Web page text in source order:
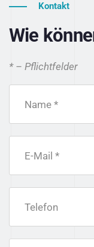
Kontakt
Wie
* – Pflichtfelder
Name *
E-Mail *
Telefon